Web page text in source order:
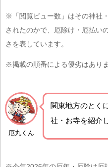
※「閲覧ビュー数」はその神社
されたのかで、厄除け・厄払い
さを表しています。
※掲載の順番による優劣はありま
厄丸くん
関東地方のとく
社・お寺を紹介